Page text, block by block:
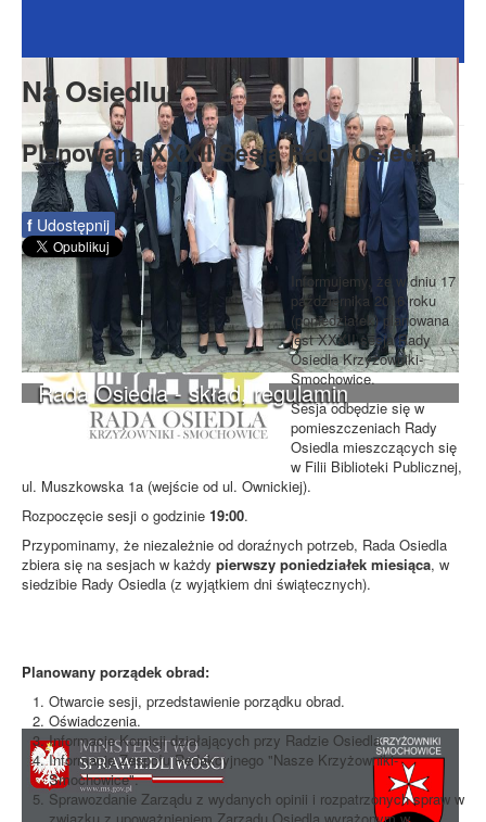
Rada Seniorów
Rada Osiedla - skład, regulamin
Na Osiedlu
Planowana XXXII Sesja Rady Osiedla
f Udostępnij
Informujemy, że w dniu 17
października 2016 roku
(poniedziałek) planowana
jest XXXII sesja Rady
Osiedla Krzyżowniki-
Smochowice.
Sesja odbędzie się w
pomieszczeniach Rady
Osiedla mieszczących się
w Filii Biblioteki Publicznej,
ul. Muszkowska 1a (wejście od ul. Ownickiej).
Rozpoczęcie sesji o godzinie 19:00.
Przypominamy, że niezależnie od doraźnych potrzeb, Rada Osiedla
zbiera się na sesjach w każdy pierwszy poniedziałek miesiąca, w
siedzibie Rady Osiedla (z wyjątkiem dni świątecznych).
Planowany porządek obrad:
Otwarcie sesji, przedstawienie porządku obrad.
Oświadczenia.
Informacje Komisji działających przy Radzie Osiedla
Informacje Zespołu Redakcyjnego "Nasze Krzyżowniki-
Smochowice".
Sprawozdanie Zarządu z wydanych opinii i rozpatrzonych spraw w